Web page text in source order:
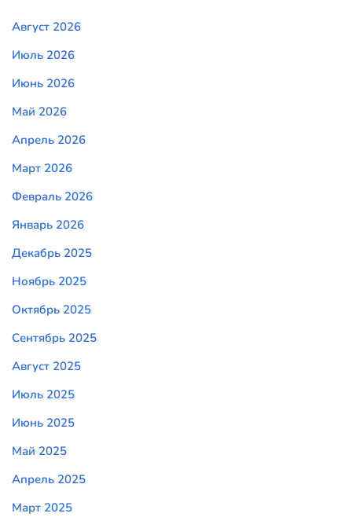
Август 2026
Июль 2026
Июнь 2026
Май 2026
Апрель 2026
Март 2026
Февраль 2026
Январь 2026
Декабрь 2025
Ноябрь 2025
Октябрь 2025
Сентябрь 2025
Август 2025
Июль 2025
Июнь 2025
Май 2025
Апрель 2025
Март 2025